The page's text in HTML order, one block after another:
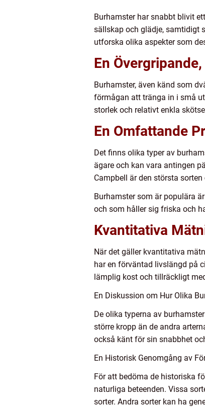
Burhamster har snabbt blivit
sällskap och glädje, samtidigt
utforska olika aspekter som
En
Burhamster, även känd som
förmågan att tränga in i små
storlek och relativt enkla
En Omfattande
Det finns olika typer av
ägare och kan vara antingen
Campbell är den största
Burhamster som är populära
och som håller sig friska och
Kvantitativa
När det gäller kvantitativa
har en förväntad livslängd på
lämplig kost och tillräckligt
En Diskussion om Hur Olika
De olika typerna av
större kropp än de andra
också känt för sin snabbhet
En Historisk Genomgång av
För att bedöma de historiska
naturliga beteenden. Vissa
sorter. Andra sorter kan ha